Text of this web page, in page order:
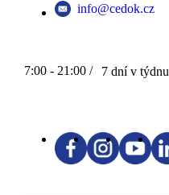
info@cedok.cz
7:00 - 21:00 / 7 dní v týdnu